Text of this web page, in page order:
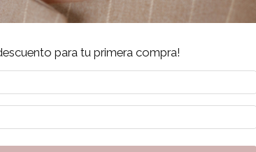
para tu primera compra!